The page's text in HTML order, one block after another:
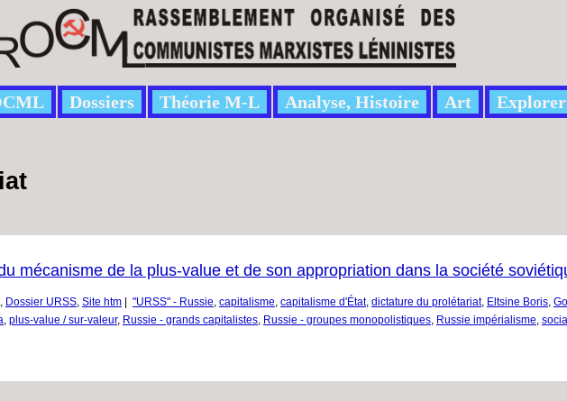
Dossiers Théorie M-L Analyse, Histoire Art
mécanisme de la plus-value et de son appropriation dans la société
, Dossier URSS Site htm "URSS" - Russie capitalisme capitalisme d'État, dictature du prolétariat, Eltsine Boris
plus-value / sur-valeur, Russie - grands capitalistes Russie - groupes monopolistiques Russie impérialisme